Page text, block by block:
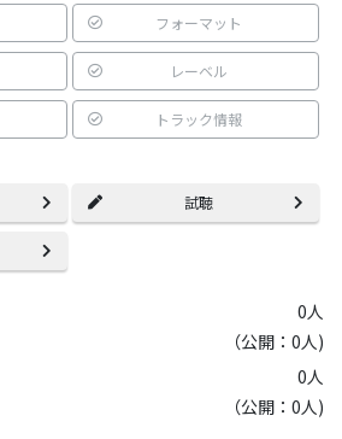
フォーマット
レーベル
トラック情報
試聴
0人
（公開：0人)
0人
（公開：0人)